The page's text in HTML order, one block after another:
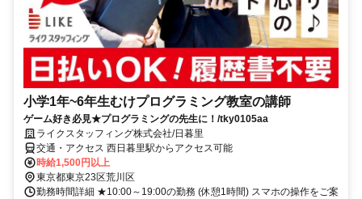
小学1年~6年生むけプログラミング教室の講師
ゲーム好き必見★プログラミングの先生に！/tky0105aa
ライクスタッフィング株式会社/日暮里
交通・アクセス 西日暮里駅からアクセス可能
時給1,500円以上
東京都東京23区荒川区
勤務時間詳細 ★10:00～19:00の勤務 (休憩1時間) スマホの操作をご案